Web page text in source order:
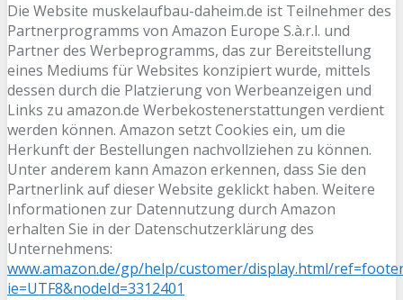
Die Website muskelaufbau-daheim.de ist Teilnehmer des
Partnerprogramms von Amazon Europe S.à.r.l. und
Partner des Werbeprogramms, das zur Bereitstellung
eines Mediums für Websites konzipiert wurde, mittels
dessen durch die Platzierung von Werbeanzeigen und
Links zu amazon.de Werbekostenerstattungen verdient
werden können. Amazon setzt Cookies ein, um die
Herkunft der Bestellungen nachvollziehen zu können.
Unter anderem kann Amazon erkennen, dass Sie den
Partnerlink auf dieser Website geklickt haben. Weitere
Informationen zur Datennutzung durch Amazon
erhalten Sie in der Datenschutzerklärung des
Unternehmens:
www.amazon.de/gp/help/customer/display.html/
ie=UTF8&nodeId=3312401